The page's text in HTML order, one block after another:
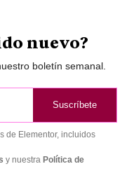
nuevo?
boletín semanal.
Suscríbete
de Elementor, incluidos
y nuestra Política de